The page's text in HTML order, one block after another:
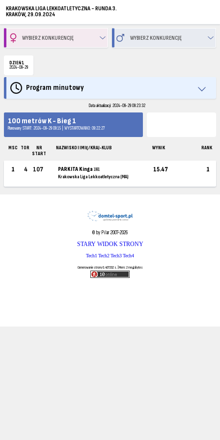
KRAKOWSKA LIGA LEKKOATLETYCZNA - RUNDA 3.
KRAKÓW, 29.09.2024
DZIEŃ 1
2024-09-29
Program minutowy
Data aktualizacji: 2024-09-29 09:23:32
100 metrów K - Bieg 1
Planowany START: 2024-09-29 09:15 | WYSTARTOWANO: 09:22:27
MSC TOR
NR
START
NAZWISKO I IMIĘ / KRAJ-KLUB WYNIK RANK
1 4 107 PARKITA Kinga1991
Krakowska Liga Lekkoatletyczna (MA)
15.47 1
© by Pilar 2007-2026
STARY WIDOK STRONY
Tech1 Tech2Tech3Tech4
Generowanie strony 0.407202 s. | Mem: 2 megabytes